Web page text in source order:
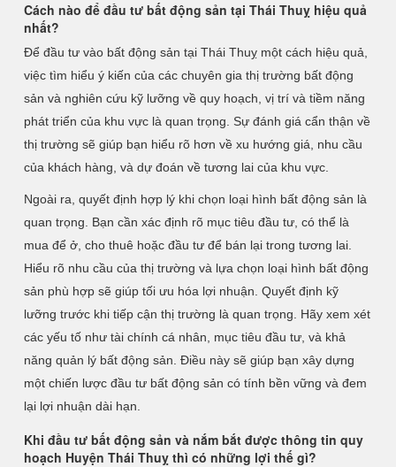
Cách nào để đầu tư bất động sản tại Thái Thuỵ hiệu quả
nhất?
Để đầu tư vào bất động sản tại Thái Thuỵ một cách hiệu quả,
việc tìm hiểu ý kiến của các chuyên gia thị trường bất động
sản và nghiên cứu kỹ lưỡng về quy hoạch, vị trí và tiềm năng
phát triển của khu vực là quan trọng. Sự đánh giá cẩn thận về
thị trường sẽ giúp bạn hiểu rõ hơn về xu hướng giá, nhu cầu
của khách hàng, và dự đoán về tương lai của khu vực.
Ngoài ra, quyết định hợp lý khi chọn loại hình bất động sản là
quan trọng. Bạn cần xác định rõ mục tiêu đầu tư, có thể là
mua để ở, cho thuê hoặc đầu tư để bán lại trong tương lai.
Hiểu rõ nhu cầu của thị trường và lựa chọn loại hình bất động
sản phù hợp sẽ giúp tối ưu hóa lợi nhuận. Quyết định kỹ
lưỡng trước khi tiếp cận thị trường là quan trọng. Hãy xem xét
các yếu tố như tài chính cá nhân, mục tiêu đầu tư, và khả
năng quản lý bất động sản. Điều này sẽ giúp bạn xây dựng
một chiến lược đầu tư bất động sản có tính bền vững và đem
lại lợi nhuận dài hạn.
Khi đầu tư bất động sản và nắm bắt được thông tin quy
hoạch Huyện Thái Thuỵ thì có những lợi thế gì?